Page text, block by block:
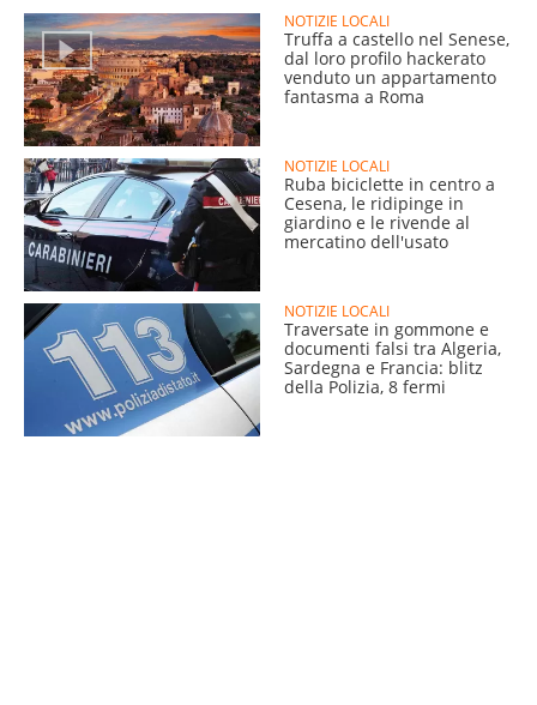
NOTIZIE LOCALI
Truffa a castello nel Senese,
dal loro profilo hackerato
venduto un appartamento
fantasma a Roma
NOTIZIE LOCALI
Ruba biciclette in centro a
Cesena, le ridipinge in
giardino e le rivende al
mercatino dell'usato
NOTIZIE LOCALI
Traversate in gommone e
documenti falsi tra Algeria,
Sardegna e Francia: blitz
della Polizia, 8 fermi